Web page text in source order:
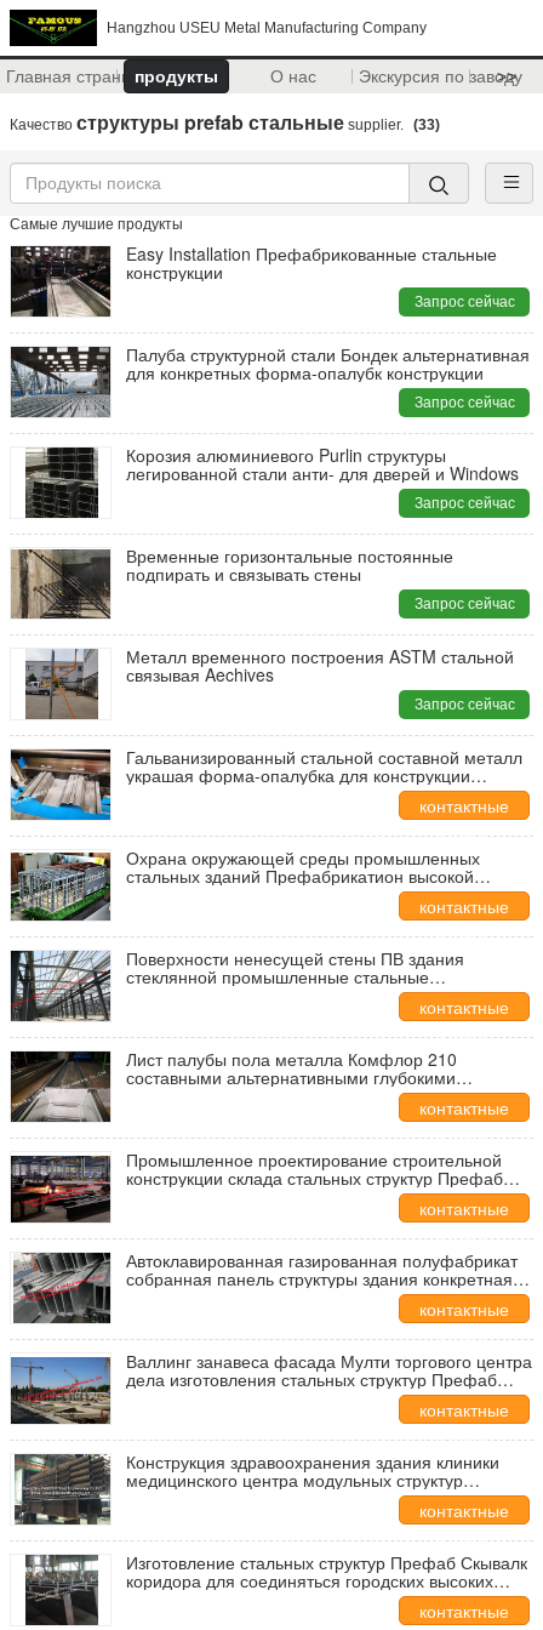
Hangzhou USEU Metal Manufacturing Company
Главная страницапродукты О нас Экскурсия по заводу
>>
Качество структуры prefab стальные supplier. (33)
Самые лучшие продукты
Easy Installation Префабрикованные стальные
конструкции
Запрос сейчас
Палуба структурной стали Бондек альтернативная
для конкретных форма-опалубк конструкции
Запрос сейчас
Корозия алюминиевого Purlin структуры
легированной стали анти- для дверей и Windows
Запрос сейчас
Временные горизонтальные постоянные
подпирать и связывать стены
Запрос сейчас
Металл временного построения ASTM стальной
связывая Aechives
Запрос сейчас
Гальванизированный стальной составной металл
украшая форма-опалубка для конструкции
контактные
данные
Охрана окружающей среды промышленных
стальных зданий Префабрикатион высокой
контактные
данные
Поверхности ненесущей стены ПВ здания
стеклянной промышленные стальные
контактные
данные
Лист палубы пола металла Комфлор 210
составными альтернативными глубокими
гальванизированный профилями стальной
контактные
данные
Промышленное проектирование строительной
конструкции склада стальных структур Префаб
контактные
данные
Автоклавированная газированная полуфабрикат
собранная панель структуры здания конкретная
контактные
данные
Валлинг занавеса фасада Мулти торгового центра
дела изготовления стальных структур Префаб
здания этажа стального стеклянный украшает
контактные
данные
Конструкция здравоохранения здания клиники
медицинского центра модульных структур
контактные
данные
Изготовление стальных структур Префаб Скывалк
коридора для соединяться городских высоких
контактные